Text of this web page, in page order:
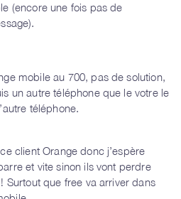
(encore une fois pas de
mobile au 700, pas de solution,
un autre téléphone que le votre le
téléphone.
client Orange donc j’espère
et vite sinon ils vont perdre
Surtout que free va arriver dans